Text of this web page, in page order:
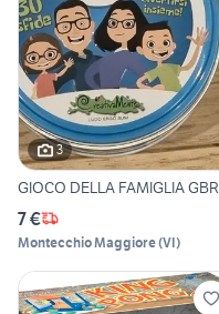
3
GIOCO DELLA FAMIGLIA GBR
7 €
Montecchio Maggiore(VI)